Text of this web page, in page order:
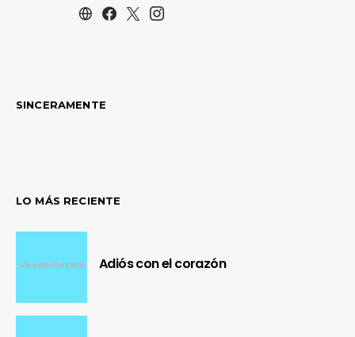
SINCERAMENTE
LO MÁS RECIENTE
Adiós con el corazón